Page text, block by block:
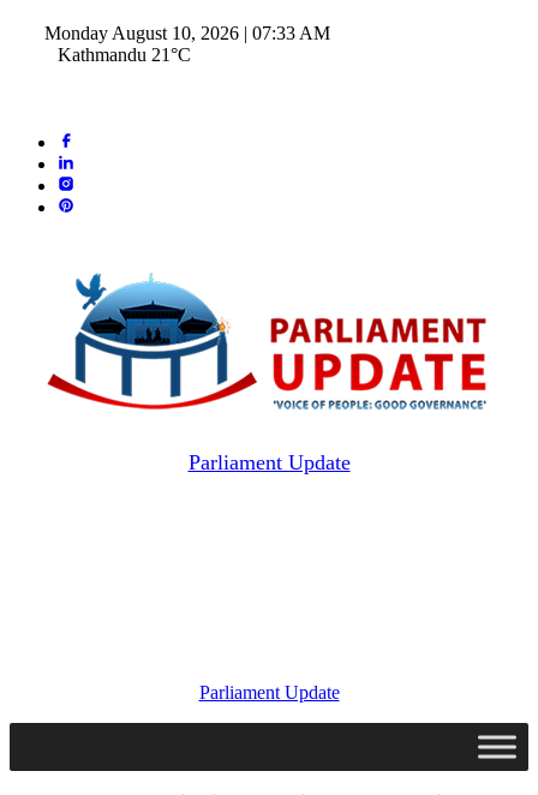
Monday August 10, 2026 | 07:33 AM
Kathmandu 21°C
Parliament Update
Parliament Update